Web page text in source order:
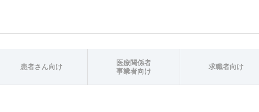
患者さん向け
医療関係者
事業者向け
求職者向け